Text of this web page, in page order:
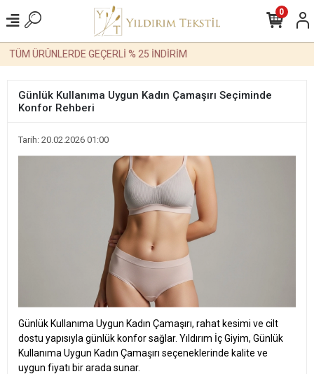
ÜRÜNLERDE GEÇERLİ % 25 İNDİRİM
0
Günlük Kullanıma Uygun Kadın Çamaşırı Seçiminde
Konfor Rehberi
Tarih: 20.02.2026 01:00
Günlük Kullanıma Uygun Kadın Çamaşırı, rahat kesimi ve cilt
dostu yapısıyla günlük konfor sağlar. Yıldırım İç Giyim, Günlük
Kullanıma Uygun Kadın Çamaşırı seçeneklerinde kalite ve
uygun fiyatı bir arada sunar.